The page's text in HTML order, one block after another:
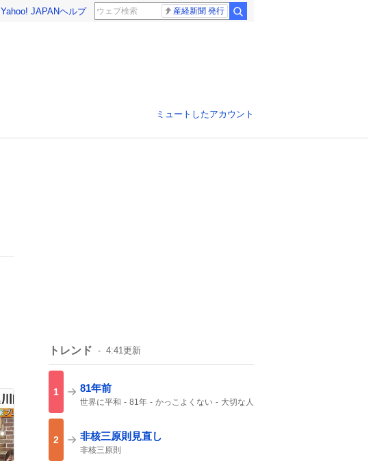
Yahoo! JAPANヘルプ 産経新聞 発行
ミュートしたアカウント
トレンド 4:41更新
1 81年前
世界に平和 81年 かっこよくない 大切な人
2 非核三原則見直し
非核三原則